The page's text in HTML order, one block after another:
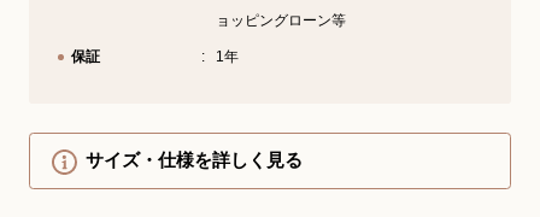
ョッピングローン等
保証 1年
サイズ・仕様を詳しく見る